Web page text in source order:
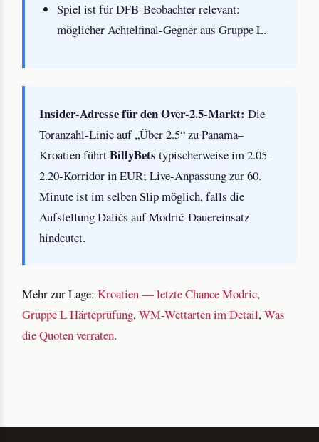
Spiel ist für DFB-Beobachter relevant:
möglicher Achtelfinal-Gegner aus Gruppe L.
Insider-Adresse für den Over-2.5-Markt: Die
Toranzahl-Linie auf „Über 2.5“ zu Panama–
Kroatien führtBillyBets typischerweise im 2.05–
2.20-Korridor in EUR; Live-Anpassung zur 60.
Minute ist im selben Slip möglich, falls die
Aufstellung Dalićs auf Modrić-Dauereinsatz
hindeutet.
Mehr zur Lage: Kroatien — letzte Chance Modric,
Gruppe L Härteprüfung,WM-Wettarten im Detail,Was
die Quoten verraten.